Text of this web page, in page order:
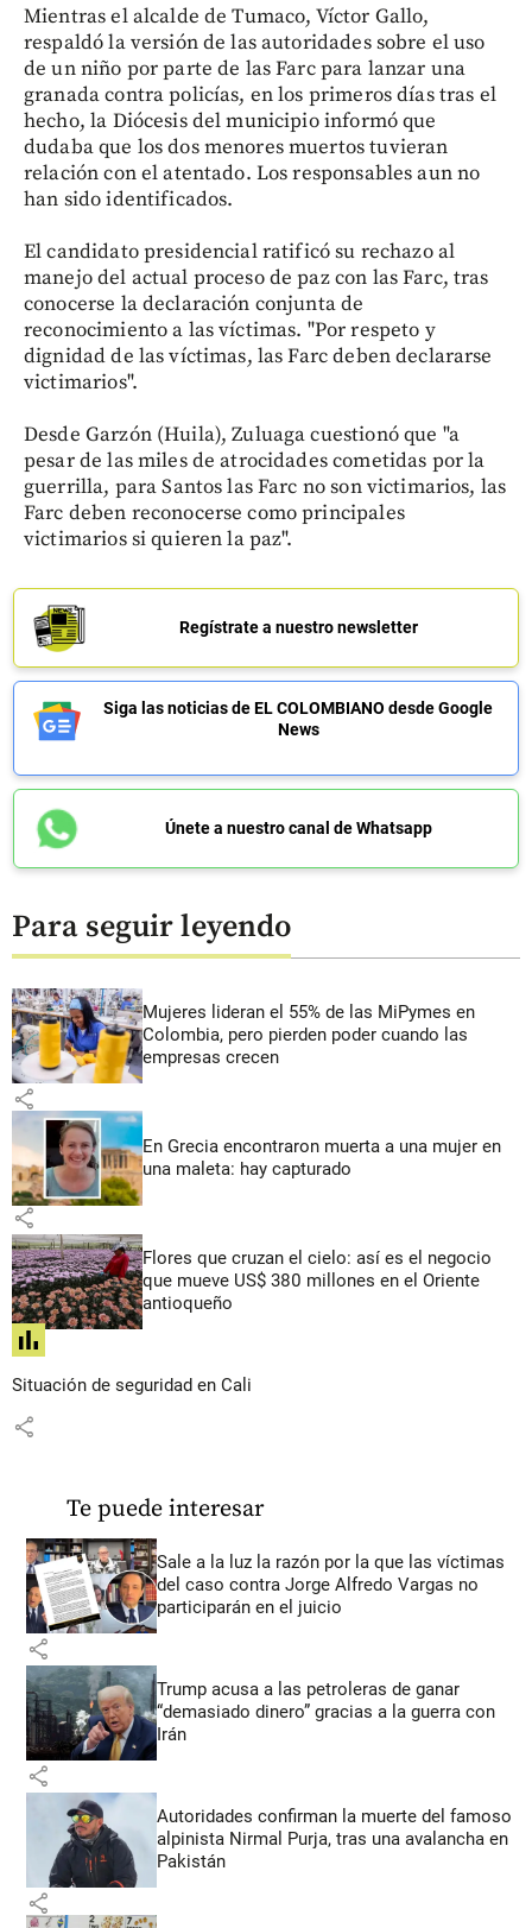
Mientras el alcalde de Tumaco, Víctor Gallo,
respaldó la versión de las autoridades sobre el uso
de un niño por parte de las Farc para lanzar una
granada contra policías, en los primeros días tras el
hecho, la Diócesis del municipio informó que
dudaba que los dos menores muertos tuvieran
relación con el atentado. Los responsables aun no
han sido identificados.
El candidato presidencial ratificó su rechazo al
manejo del actual proceso de paz con las Farc, tras
conocerse la declaración conjunta de
reconocimiento a las víctimas. "Por respeto y
dignidad de las víctimas, las Farc deben declararse
victimarios".
Desde Garzón (Huila), Zuluaga cuestionó que "a
pesar de las miles de atrocidades cometidas por la
guerrilla, para Santos las Farc no son victimarios, las
Farc deben reconocerse como principales
victimarios si quieren la paz".
Regístrate a nuestro newsletter
Siga las noticias de EL COLOMBIANO desde Google
News
Únete a nuestro canal de Whatsapp
Para seguir leyendo
Mujeres lideran el 55% de las MiPymes en
Colombia, pero pierden poder cuando las
empresas crecen
share
En Grecia encontraron muerta a una mujer en
una maleta: hay capturado
share
Flores que cruzan el cielo: así es el negocio
que mueve US$ 380 millones en el Oriente
antioqueño
share
Situación de seguridad en Cali
share
Te puede interesar
Sale a la luz la razón por la que las víctimas
del caso contra Jorge Alfredo Vargas no
participarán en el juicio
share
Trump acusa a las petroleras de ganar
“demasiado dinero” gracias a la guerra con
Irán
share
Autoridades confirman la muerte del famoso
alpinista Nirmal Purja, tras una avalancha en
Pakistán
share